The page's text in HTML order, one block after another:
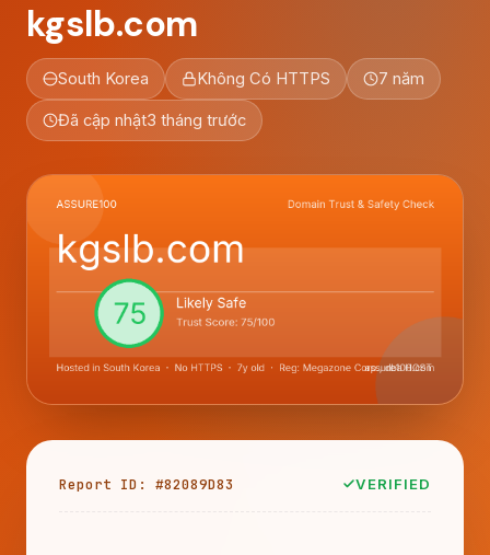
kgslb.com
South Korea Không Có HTTPS 7 năm
Đã cập nhật3 tháng trước
Report ID: #82089D83 VERIFIED